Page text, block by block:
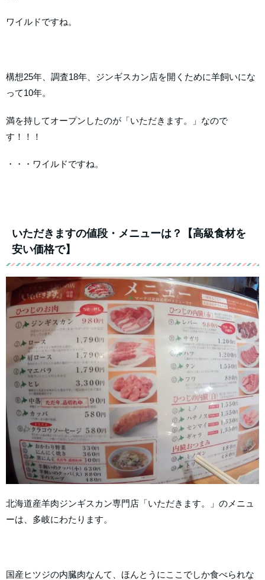
ワイルドですね。
構想25年、調査18年、ジンギスカン店を開くために羊飼いにな
って10年。
満を持してオープンしたのが「いただきます。」なので
す！！！
・・・ワイルドですね。
いただきますの値段・メニューは？【高級食材を
安い価格で】
北海道産羊肉ジンギスカン専門店「いただきます。」のメニュ
ーは、多岐にわたります。
国産ヒツジの内臓肉なんて、ほんとうにここでしか食べられな